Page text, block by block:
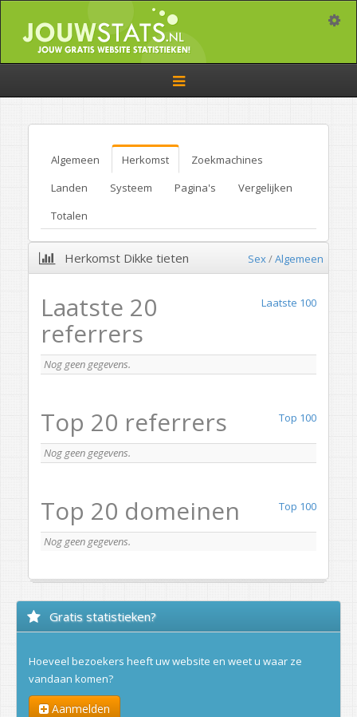
Toggle
navigation
Algemeen Herkomst
Zoekmachines
Landen
Systeem Pagina's
Vergelijken
Totalen
Herkomst Dikke tieten Sex/Algemeen
Laatste 100
Laatste 20
referrers
Nog geen gegevens.
Top 100
Top 20 referrers
Nog geen gegevens.
Top 100
Top 20 domeinen
Nog geen gegevens.
Gratis statistieken?
Hoeveel bezoekers heeft uw website en weet u waar ze
vandaan komen?
Aanmelden